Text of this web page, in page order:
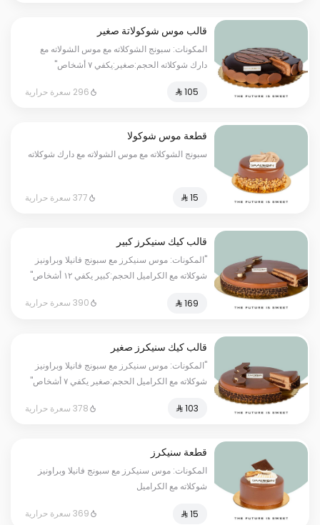
قالب موس شوكولاتة صغير
المكونات: سبونج الشوكلاته مع موس الشولاته مع
دارك شوكلاته الحجم:صغير:يكفي ٧ أشخاص"
296 سعرة حرارية
قطعة موس شوكولا
سبونج الشوكلاته مع موس الشولاته مع دارك شوكلاته
377 سعرة حرارية
قالب كيك سنيكرز كبير
"المكونات: موس سنيكرز مع سبونج فانيلا وبراونيز
شوكلاته مع الكراميل الحجم:كبير يكفي ١٢ أشخاص"
390 سعرة حرارية
قالب كيك سنيكرز صغير
"المكونات: موس سنيكرز مع سبونج فانيلا وبراونيز
شوكلاته مع الكراميل الحجم:صغير يكفي ٧ أشخاص"
378 سعرة حرارية
قطعة سنيكرز
المكونات: موس سنيكرز مع سبونج فانيلا وبراونيز
شوكلاته مع الكراميل
369 سعرة حرارية